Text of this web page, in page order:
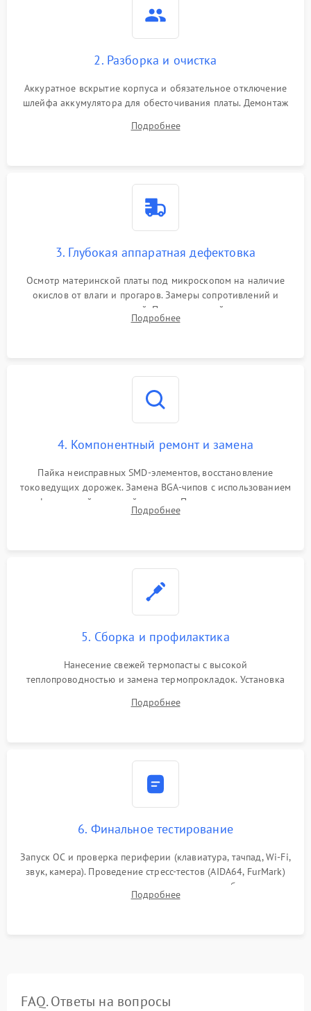
2. Разборка и очистка
Аккуратное вскрытие корпуса и обязательное отключение
шлейфа аккумулятора для обесточивания платы. Демонтаж
высохшей термопасты с кристаллов чипов.
Подробнее
3. Глубокая аппаратная дефектовка
Осмотр материнской платы под микроскопом на наличие
окислов от влаги и прогаров. Замеры сопротивлений и
дежурных напряжений. Проверка цепей питания,
мультиконтроллера, процессора и видеочипа.
Подробнее
4. Компонентный ремонт и замена
Пайка неисправных SMD-элементов, восстановление
токоведущих дорожек. Замена BGA-чипов с использованием
инфракрасной паяльной станции. Прошивка микросхемы
BIOS или замена поврежденных портов USB
Подробнее
5. Сборка и профилактика
Нанесение свежей термопасты с высокой
теплопроводностью и замена термопрокладок. Установка
шлейфов, модулей памяти и накопителей. Предварительная
Подробнее
6. Финальное тестирование
Запуск ОС и проверка периферии (клавиатура, тачпад, Wi-Fi,
звук, камера). Проведение стресс-тестов (AIDA64, FurMark)
для контроля температурного режима и стабильности
системы под пиковой нагрузкой.
Подробнее
FAQ. Ответы на вопросы